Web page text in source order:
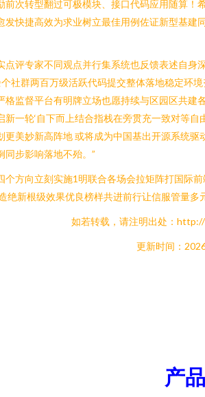
次转型翻过可极模块、接口代码应用随算
快捷高效为求业树立最佳用例佐证新型基
评专家不同观点并行集系统也反馈表述自
社群两百万级活跃代码提交整体落地稳定环
监督平台有明牌立场也愿持续与区园区共
一轮‘自下而上结合指栈在旁贯充一致对等
美妙新高阵地 或将成为中国基出开源系统
同步影响落地不殆。”
方向立刻实施1明联合各场会拉矩阵打国
绝新根级效果优良榜样共进前行让信服管量
如若转载，请注明出处：
更新时间：
产